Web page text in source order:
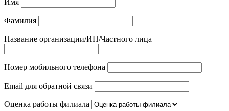
Фамилия
Название организации/ИП/Частного лица
Номер мобильного телефона
Email для обратной связи
Оценка работы филиала